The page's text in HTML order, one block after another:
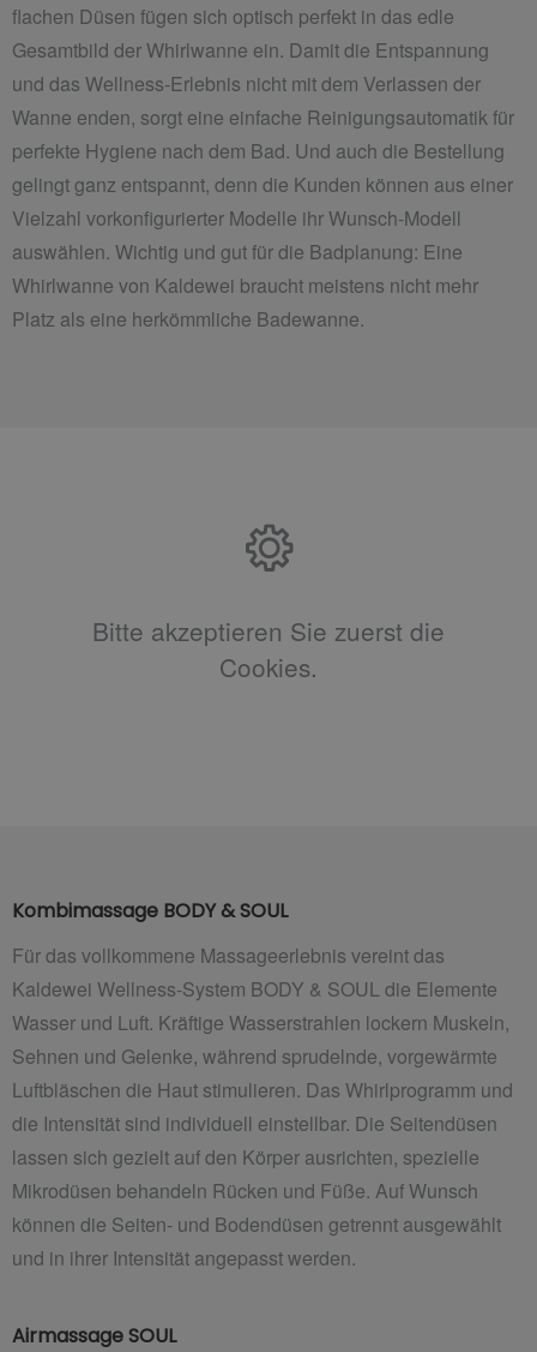
flachen Düsen fügen sich optisch perfekt in das edle
Gesamtbild der Whirlwanne ein. Damit die Entspannung
und das Wellness-Erlebnis nicht mit dem Verlassen der
Wanne enden, sorgt eine einfache Reinigungsautomatik für
perfekte Hygiene nach dem Bad. Und auch die Bestellung
gelingt ganz entspannt, denn die Kunden können aus einer
Vielzahl vorkonfigurierter Modelle ihr Wunsch-Modell
auswählen. Wichtig und gut für die Badplanung: Eine
Whirlwanne von Kaldewei braucht meistens nicht mehr
Platz als eine herkömmliche Badewanne.
Bitte akzeptieren Sie zuerst die
Cookies.
Kombimassage BODY & SOUL
Für das vollkommene Massageerlebnis vereint das
Kaldewei Wellness-System BODY & SOUL die Elemente
Wasser und Luft. Kräftige Wasserstrahlen lockern Muskeln,
Sehnen und Gelenke, während sprudelnde, vorgewärmte
Luftbläschen die Haut stimulieren. Das Whirlprogramm und
die Intensität sind individuell einstellbar. Die Seitendüsen
lassen sich gezielt auf den Körper ausrichten, spezielle
Mikrodüsen behandeln Rücken und Füße. AufWunsch
können die Seiten- und Bodendüsen getrennt ausgewählt
und in ihrer Intensität angepasst werden.
Airmassage SOUL